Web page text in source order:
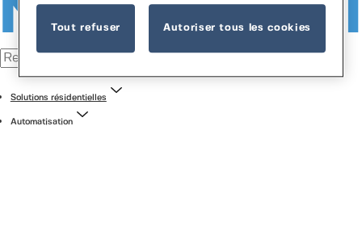
Solutions résidentielles
Automatisation
Tout refuser Autoriser tous les cookies